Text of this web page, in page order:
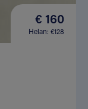
€ 160
Helan: €128